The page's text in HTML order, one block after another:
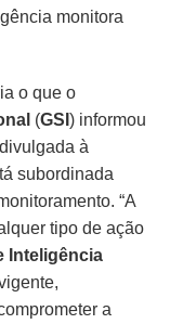
monitora
o que o
(GSI) informou
à
subordinada
“A
tipo de ação
Inteligência
a